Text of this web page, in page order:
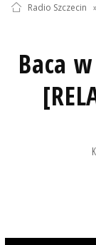
Radio Szczecin
Baca